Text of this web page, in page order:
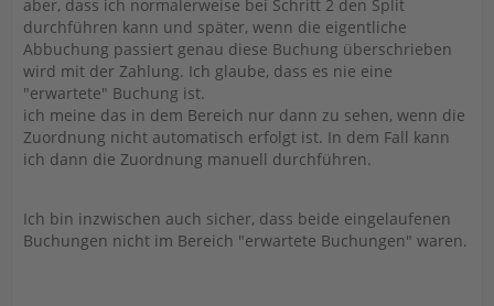
aber, dass ich normalerweise bei Schritt 2 den Split
durchführen kann und später, wenn die eigentliche
Abbuchung passiert genau diese Buchung überschrieben
wird mit der Zahlung. Ich glaube, dass es nie eine
"erwartete" Buchung ist.
ich meine das in dem Bereich nur dann zu sehen, wenn die
Zuordnung nicht automatisch erfolgt ist. In dem Fall kann
ich dann die Zuordnung manuell durchführen.
Ich bin inzwischen auch sicher, dass beide eingelaufenen
Buchungen nicht im Bereich "erwartete Buchungen" waren.